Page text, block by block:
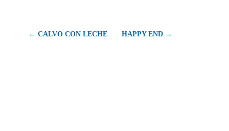
← CALVO CON LECHE HAPPY END →